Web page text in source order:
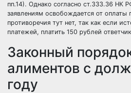
пп.14). Однако согласно ст.333.36 НК
заявлениям освобождается от оплаты
противоречия тут нет, так как если
платежей, платить 150 рублей
Законный
алиментов с
году